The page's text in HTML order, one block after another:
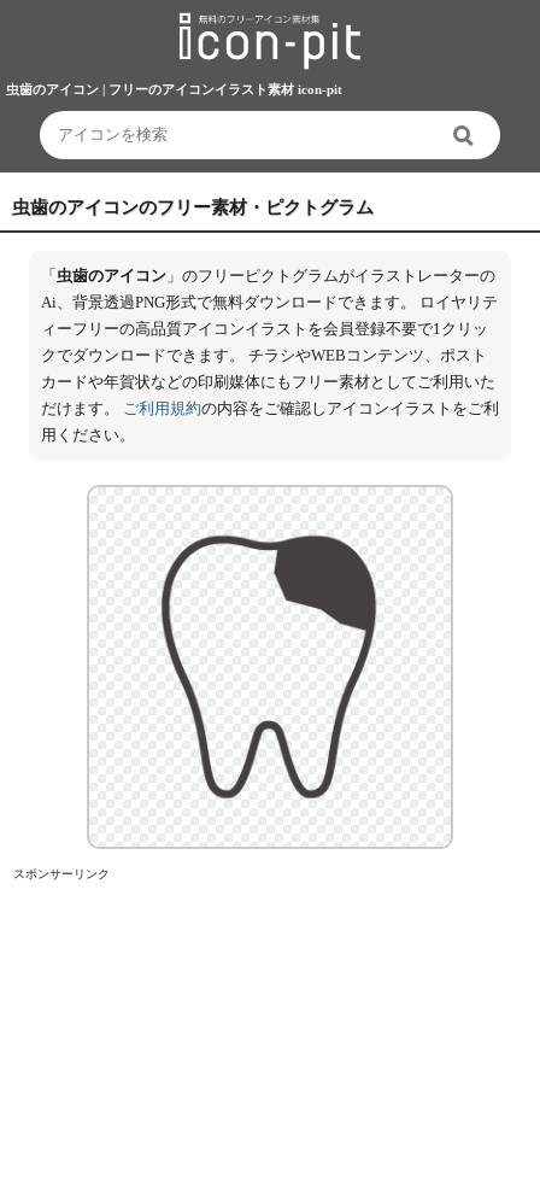
虫歯のアイコン | フリーのアイコンイラスト素材 icon-pit
虫歯のアイコンのフリー素材・ピクトグラム
「 虫歯のアイコン」のフリーピクトグラムがイラストレーターの
Ai、背景透過PNG形式で無料ダウンロードできます。 ロイヤリテ
ィーフリーの高品質アイコンイラストを会員登録不要で1クリッ
クでダウンロードできます。 チラシやWEBコンテンツ、ポスト
カードや年賀状などの印刷媒体にもフリー素材としてご利用いた
だけます。 ご利用規約の内容をご確認しアイコンイラストをご利
用ください。
スポンサーリンク